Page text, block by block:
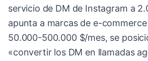
servicio de DM de Instagram a
apunta a marcas de e-
50.000-500.000 $/mes, se
«convertir los DM en llamadas